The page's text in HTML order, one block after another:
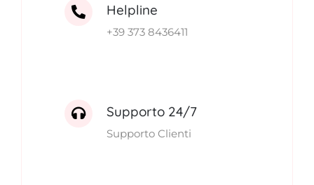
Helpline
+39 373 8436411
Supporto 24/7
Supporto Clienti